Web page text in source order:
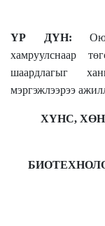
ҮР ДҮН:
хамруулснаар
шаардлагыг
мэргэжлээрээ
ХҮНС,